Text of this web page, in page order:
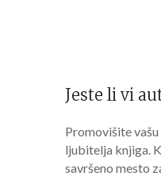
Jeste li vi
Promovišite
ljubitelja knjiga.
savršeno mesto